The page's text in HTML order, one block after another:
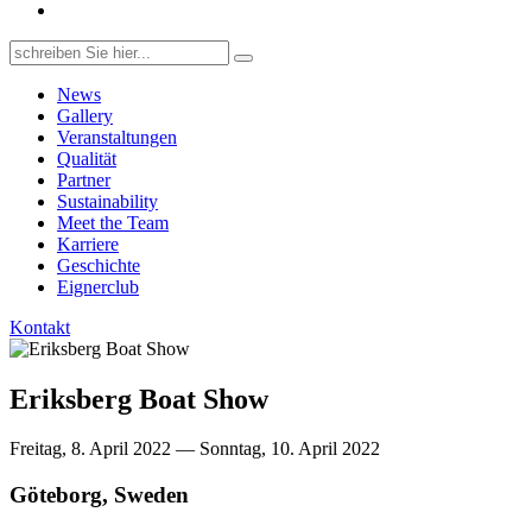
Search
for:
News
Gallery
Veranstaltungen
Qualität
Partner
Sustainability
Meet the Team
Karriere
Geschichte
Eignerclub
Kontakt
Eriksberg Boat Show
Freitag, 8. April 2022 — Sonntag, 10. April 2022
Göteborg, Sweden